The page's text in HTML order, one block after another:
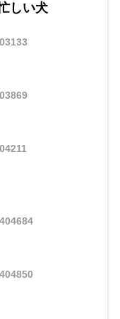
しい犬